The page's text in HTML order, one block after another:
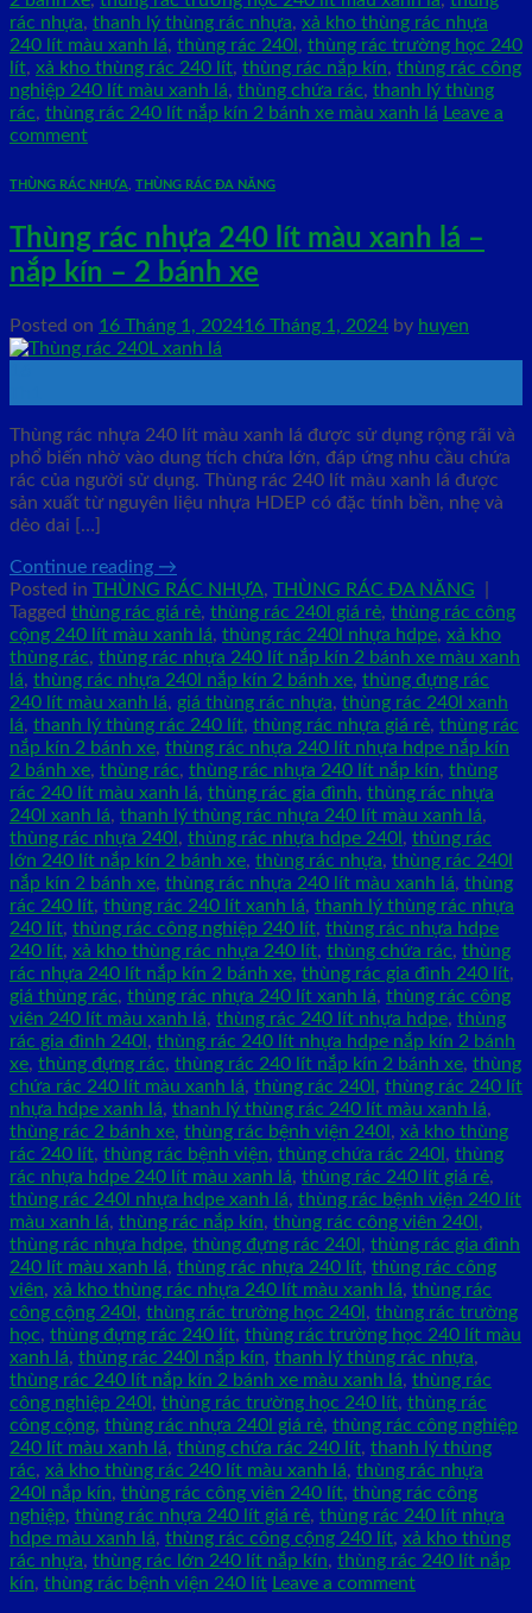
rác nhựa, thanh lý thùng rác nhựa, xả kho thùng rác nhựa
240 lít màu xanh lá, thùng rác 240l , thùng rác trường học 240
lít, xả kho thùng rác 240 lít, thùng rác nắp kín, thùng rác công
nghiệp 240 lít màu xanh lá, thùng chứa rác, thanh lý thùng
rác, thùng rác 240 lít nắp kín 2 bánh xe màu xanh lá Leave a
comment
THÙNG RÁC NHỰA THÙNG RÁC ĐA NĂNG
Thùng rác nhựa 240 lít màu xanh lá –
nắp kín – 2 bánh xe
Posted on 16 Tháng 1, 202416 Tháng 1, 2024 by huyen
Thùng rác nhựa 240 lít màu xanh lá được sử dụng rộng rãi và
phổ biến nhờ vào dung tích chứa lớn, đáp ứng nhu cầu chứa
rác của người sử dụng. Thùng rác 240 lít màu xanh lá được
sản xuất từ nguyên liệu nhựa HDEP có đặc tính bền, nhẹ và
dẻo dai […]
Continue reading →
Posted in THÙNG RÁC NHỰA, THÙNG RÁC ĐA NĂNG
Tagged thùng rác giá rẻ, thùng rác 240l giá rẻ, thùng rác công
cộng 240 lít màu xanh lá, thùng rác 240l nhựa hdpe, xả kho
thùng rác, thùng rác nhựa 240 lít nắp kín 2 bánh xe màu xanh
lá, thùng rác nhựa 240l nắp kín 2 bánh xe, thùng đựng rác
240 lít màu xanh lá, giá thùng rác nhựa, thùng rác 240l xanh
lá, thanh lý thùng rác 240 lít, thùng rác nhựa giá rẻ, thùng rác
nắp kín 2 bánh xe, thùng rác nhựa 240 lít nhựa hdpe nắp kín
2 bánh xe, thùng rác, thùng rác nhựa 240 lít nắp kín, thùng
rác 240 lít màu xanh lá, thùng rác gia đình, thùng rác nhựa
240l xanh lá, thanh lý thùng rác nhựa 240 lít màu xanh lá,
thùng rác nhựa 240l , thùng rác nhựa hdpe 240l , thùng rác
lớn 240 lít nắp kín 2 bánh xe, thùng rác nhựa, thùng rác 240l
nắp kín 2 bánh xe, thùng rác nhựa 240 lít màu xanh lá, thùng
rác 240 lít, thùng rác 240 lít xanh lá, thanh lý thùng rác nhựa
240 lít, thùng rác công nghiệp 240 lít, thùng rác nhựa hdpe
240 lít, xả kho thùng rác nhựa 240 lít, thùng chứa rác, thùng
rác nhựa 240 lít nắp kín 2 bánh xe, thùng rác gia đình 240 lít,
giá thùng rác, thùng rác nhựa 240 lít xanh lá, thùng rác công
viên 240 lít màu xanh lá, thùng rác 240 lít nhựa hdpe, thùng
rác gia đình 240l , thùng rác 240 lít nhựa hdpe nắp kín 2 bánh
xe, thùng đựng rác, thùng rác 240 lít nắp kín 2 bánh xe, thùng
chứa rác 240 lít màu xanh lá, thùng rác 240l , thùng rác 240 lít
nhựa hdpe xanh lá, thanh lý thùng rác 240 lít màu xanh lá,
thùng rác 2 bánh xe, thùng rác bệnh viện 240l , xả kho thùng
rác 240 lít, thùng rác bệnh viện, thùng chứa rác 240l , thùng
rác nhựa hdpe 240 lít màu xanh lá, thùng rác 240 lít giá rẻ,
thùng rác 240l nhựa hdpe xanh lá, thùng rác bệnh viện 240 lít
màu xanh lá, thùng rác nắp kín, thùng rác công viên 240l ,
thùng rác nhựa hdpe, thùng đựng rác 240l , thùng rác gia đình
240 lít màu xanh lá, thùng rác nhựa 240 lít, thùng rác công
viên, xả kho thùng rác nhựa 240 lít màu xanh lá, thùng rác
công cộng 240l , thùng rác trường học 240l , thùng rác trường
học, thùng đựng rác 240 lít, thùng rác trường học 240 lít màu
xanh lá, thùng rác 240l nắp kín, thanh lý thùng rác nhựa,
thùng rác 240 lít nắp kín 2 bánh xe màu xanh lá, thùng rác
công nghiệp 240l , thùng rác trường học 240 lít, thùng rác
công cộng, thùng rác nhựa 240l giá rẻ, thùng rác công nghiệp
240 lít màu xanh lá, thùng chứa rác 240 lít, thanh lý thùng
rác, xả kho thùng rác 240 lít màu xanh lá, thùng rác nhựa
240l nắp kín, thùng rác công viên 240 lít, thùng rác công
nghiệp, thùng rác nhựa 240 lít giá rẻ, thùng rác 240 lít nhựa
hdpe màu xanh lá, thùng rác công cộng 240 lít, xả kho thùng
rác nhựa, thùng rác lớn 240 lít nắp kín, thùng rác 240 lít nắp
kín, thùng rác bệnh viện 240 lít Leave a comment